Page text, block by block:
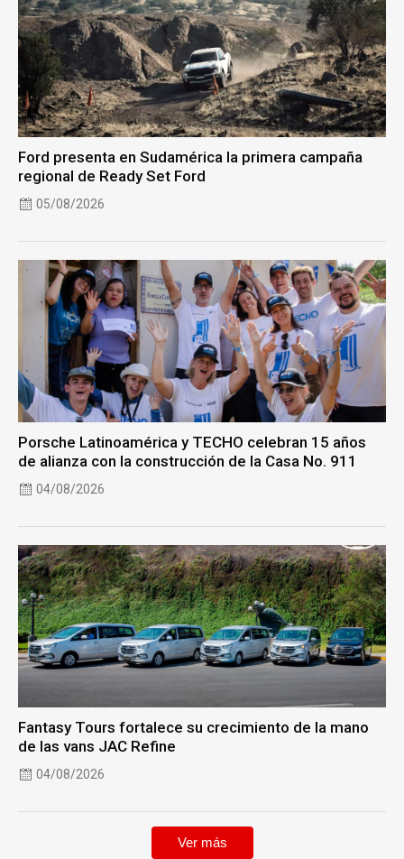
Ford presenta en Sudamérica la primera campaña
regional de Ready Set Ford
05/08/2026
Porsche Latinoamérica y TECHO celebran 15 años
de alianza con la construcción de la Casa No. 911
04/08/2026
Fantasy Tours fortalece su crecimiento de la mano
de las vans JAC Refine
04/08/2026
Ver más